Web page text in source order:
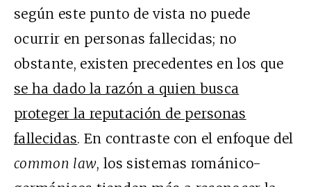
según este punto de vista no puede
ocurrir en personas fallecidas; no
obstante, existen precedentes en los que
se ha dado la razón a quien busca
proteger la reputación de personas
fallecidas. En contraste con el enfoque del
common law, los sistemas románico-